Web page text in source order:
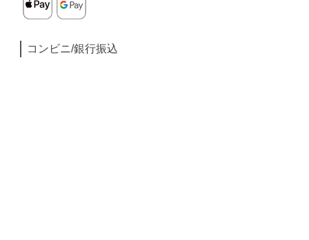
コンビニ/銀行振込